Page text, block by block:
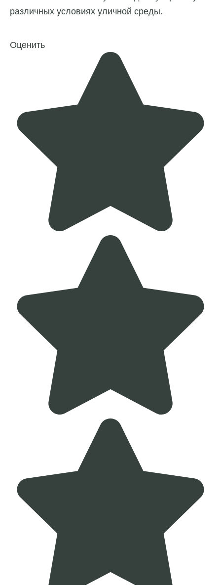
различных условиях уличной среды.
Оценить